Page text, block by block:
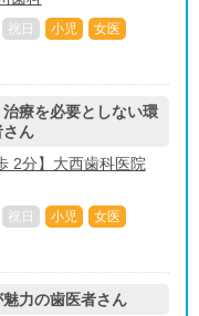
祝日 小児
女医
療を必要としない環
ん
2分】大西歯科医院
祝日 小児
女医
力の歯医者さん